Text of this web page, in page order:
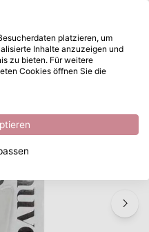
lieferbar2pcs
• Media spatulas 2pcs
platzieren, um
Inhalte anzuzeigen und
zu bieten. Für weitere
Cookies öffnen Sie die